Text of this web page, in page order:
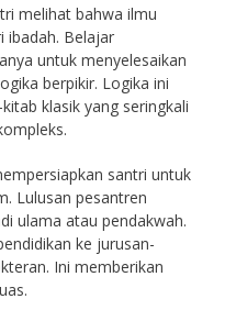
melihat bahwa ilmu
ibadah. Belajar
untuk menyelesaikan
berpikir. Logika ini
klasik yang seringkali
santri untuk
Lulusan pesantren
ulama atau pendakwah.
ke jurusan-
Ini memberikan